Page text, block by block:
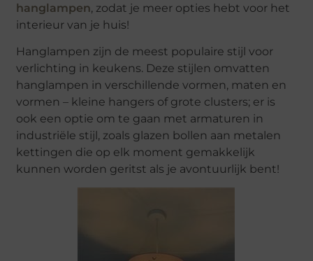
hanglampen, zodat je meer opties hebt voor het
interieur van je huis!
Hanglampen zijn de meest populaire stijl voor
verlichting in keukens. Deze stijlen omvatten
hanglampen in verschillende vormen, maten en
vormen – kleine hangers of grote clusters; er is
ook een optie om te gaan met armaturen in
industriële stijl, zoals glazen bollen aan metalen
kettingen die op elk moment gemakkelijk
kunnen worden geritst als je avontuurlijk bent!